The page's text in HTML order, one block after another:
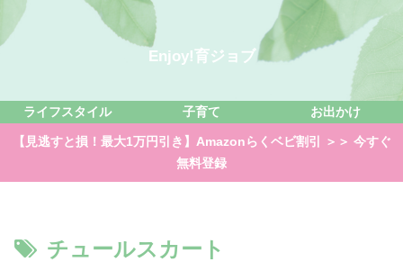
Enjoy!育ジョブ
ライフスタイル 子育て お出かけ
【見逃すと損！最大1万円引き】Amazonらくベビ割引 ＞＞ 今すぐ
無料登録
チュールスカート